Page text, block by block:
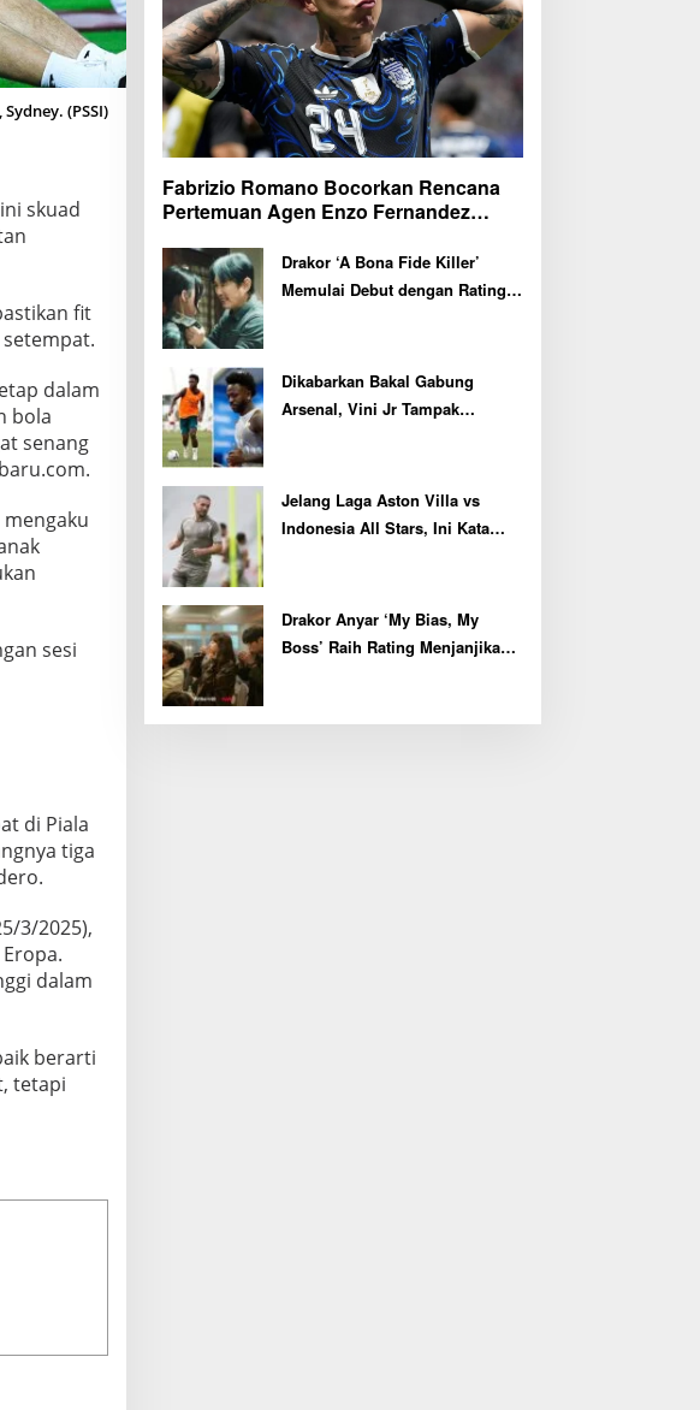
(PSSI)
skuad
fit
dalam
bola
senang
sesi
di Piala
tiga
3/2025),
dalam
berarti
tetapi
Fabrizio Romano Bocorkan Rencana
Pertemuan Agen Enzo Fernandez
Drakor ‘A Bona Fide Killer’
Memulai Debut dengan Rating
Dikabarkan Bakal Gabung
Arsenal, Vini Jr Tampak
Jelang Laga Aston Villa vs
Indonesia All Stars, Ini Kata
Drakor Anyar ‘My Bias, My
Boss’ Raih Rating Menjanjikan